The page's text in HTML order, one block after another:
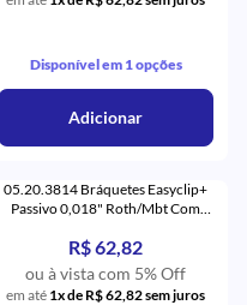
Disponível em 1 opções
Adicionar
05.20.3814 Bráquetes Easyclip+
Passivo 0,018" Roth/Mbt Com
R$ 62,82
ou à vista com 5% Off
em até 1x de R$ 62,82 sem juros